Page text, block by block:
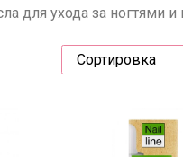
для ухода за ногтями и